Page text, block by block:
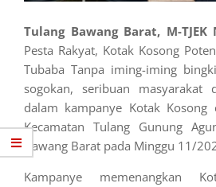
Tulang Bawang Barat, M-TJEK
Pesta Rakyat, Kotak Kosong
Tubaba Tanpa iming-iming
sogokan, seribuan masyarakat
dalam kampanye Kotak
Kecamatan Tulang Gunung
Bawang Barat pada Minggu 11/
Kampanye memenangkan